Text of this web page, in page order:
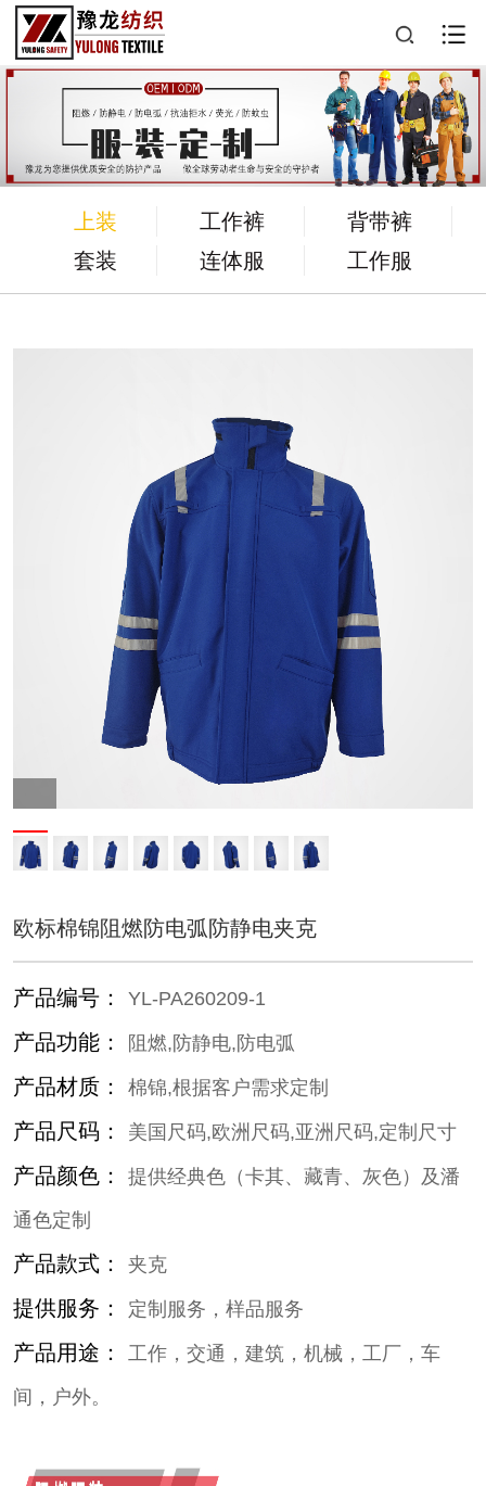
上装 工作裤
背带裤
套装
连体服 工作服
欧标棉锦阻燃防电弧防静电夹克
产品编号： YL-PA260209-1
产品功能： 阻燃,防静电,防电弧
产品材质： 棉锦,根据客户需求定制
产品尺码： 美国尺码,欧洲尺码,亚洲尺码,定制尺寸
产品颜色：
提供经典色（卡其、藏青、灰色）及潘
通色定制
产品款式： 夹克
提供服务： 定制服务，样品服务
产品用途：
工作，交通，建筑，机械，工厂，车
间，户外。